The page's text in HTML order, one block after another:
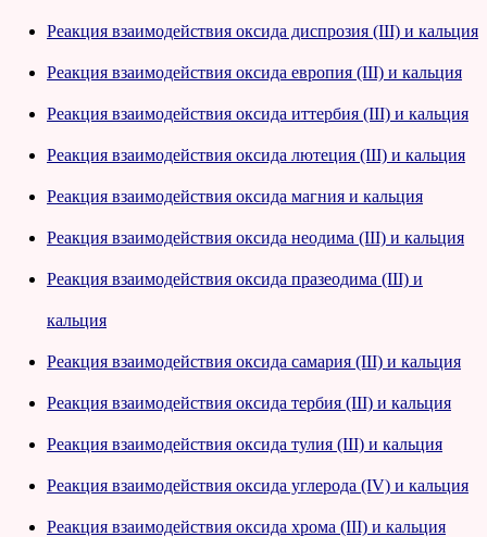
Реакция взаимодействия оксида диспрозия (III) и кальция
Реакция взаимодействия оксида европия (III) и кальция
Реакция взаимодействия оксида иттербия (III) и кальция
Реакция взаимодействия оксида лютеция (III) и кальция
Реакция взаимодействия оксида магния и кальция
Реакция взаимодействия оксида неодима (III) и кальция
Реакция взаимодействия оксида празеодима (III) и
кальция
Реакция взаимодействия оксида самария (III) и кальция
Реакция взаимодействия оксида тербия (III) и кальция
Реакция взаимодействия оксида тулия (III) и кальция
Реакция взаимодействия оксида углерода (IV) и кальция
Реакция взаимодействия оксида хрома (III) и кальция